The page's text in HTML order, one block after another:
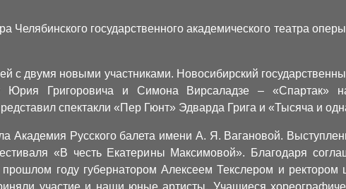
Челябинского государственного академического театра
с двумя новыми участниками. Новосибирский
Юрия Григоровича и Симона Вирсаладзе – «Спартак»
спектакли «Пер Гюнт» Эдварда Грига и «Тысяча и
Академия Русского балета имени А. Я. Вагановой.
«В честь Екатерины Максимовой». Благодаря
году губернатором Алексеем Текслером и
участие и наши юные артисты. Учащиеся